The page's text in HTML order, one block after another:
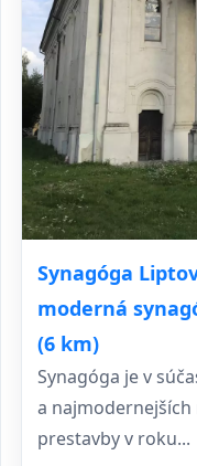
Synagóga
moderná
(6 km)
Synagóga je v
a najmodernejších
prestavby v roku...